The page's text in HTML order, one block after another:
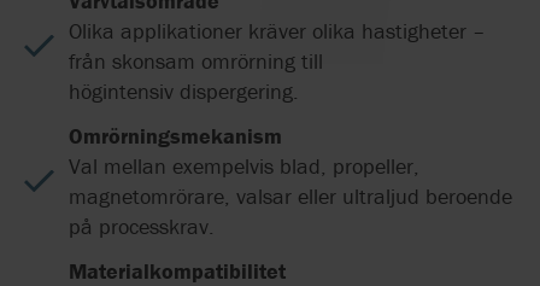
Olika applikationer kräver olika hastigheter –
från skonsam omrörning till
högintensiv dispergering.
Omrörningsmekanism
Val mellan exempelvis blad, propeller,
magnetomrörare, valsar eller ultraljud beroende
på processkrav.
Materialkompatibilitet